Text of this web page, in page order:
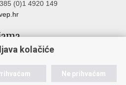
(0)1 4920 149
kolačiće
Ne prihvaćam